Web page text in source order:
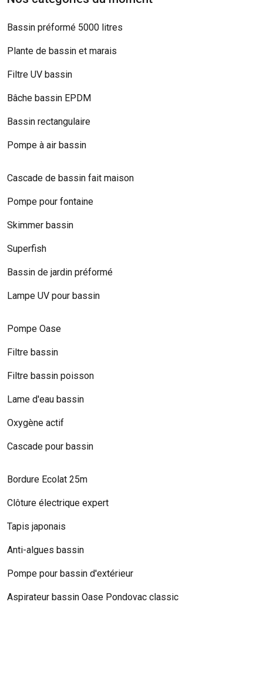
Bassin préformé 5000 litres
Plante de bassin et marais
Filtre UV bassin
Bâche bassin EPDM
Bassin rectangulaire
Pompe à air bassin
Cascade de bassin fait maison
Pompe pour fontaine
Skimmer bassin
Superfish
Bassin de jardin préformé
Lampe UV pour bassin
Pompe Oase
Filtre bassin
Filtre bassin poisson
Lame d'eau bassin
Oxygène actif
Cascade pour bassin
Bordure Ecolat 25m
Clôture électrique expert
Tapis japonais
Anti-algues bassin
Pompe pour bassin d'extérieur
Aspirateur bassin Oase Pondovac classic